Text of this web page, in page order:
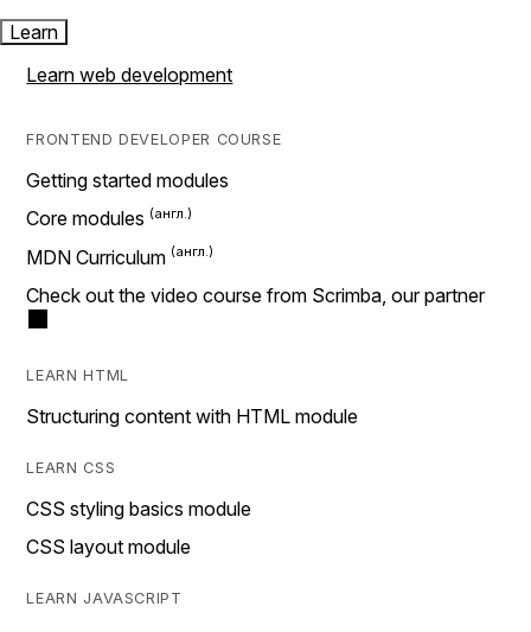
Learn
Learn web development
FRONTEND DEVELOPER COURSE
Getting started modules
Core modules
MDN Curriculum
Check out the video course from Scrimba, our partner
LEARN HTML
Structuring content with HTML module
LEARN CSS
CSS styling basics module
CSS layout module
LEARN JAVASCRIPT